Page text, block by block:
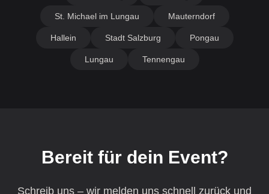
St. Michael im Lungau Mauterndorf
Hallein Stadt Salzburg Pongau
Lungau Tennengau
Bereit für dein Event?
Schreib uns – wir melden uns schnell zurück und